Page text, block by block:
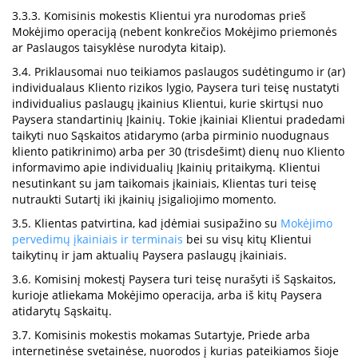
3.3.3. Komisinis mokestis Klientui yra nurodomas prieš
Mokėjimo operaciją (nebent konkrečios Mokėjimo priemonės
ar Paslaugos taisyklėse nurodyta kitaip).
3.4. Priklausomai nuo teikiamos paslaugos sudėtingumo ir (ar)
individualaus Kliento rizikos lygio, Paysera turi teisę nustatyti
individualius paslaugų įkainius Klientui, kurie skirtųsi nuo
Paysera standartinių Įkainių. Tokie įkainiai Klientui pradedami
taikyti nuo Sąskaitos atidarymo (arba pirminio nuodugnaus
kliento patikrinimo) arba per 30 (trisdešimt) dienų nuo Kliento
informavimo apie individualių Įkainių pritaikymą. Klientui
nesutinkant su jam taikomais įkainiais, Klientas turi teisę
nutraukti Sutartį iki įkainių įsigaliojimo momento.
3.5. Klientas patvirtina, kad įdėmiai susipažino su Mokėjimo
pervedimų įkainiais ir terminais bei su visų kitų Klientui
taikytinų ir jam aktualių Paysera paslaugų įkainiais.
3.6. Komisinį mokestį Paysera turi teisę nurašyti iš Sąskaitos,
kurioje atliekama Mokėjimo operacija, arba iš kitų Paysera
atidarytų Sąskaitų.
3.7. Komisinis mokestis mokamas Sutartyje, Priede arba
internetinėse svetainėse, nuorodos į kurias pateikiamos šioje